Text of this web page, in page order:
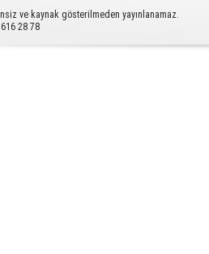
ve kaynak gösterilmeden yayınlanamaz.
28 78